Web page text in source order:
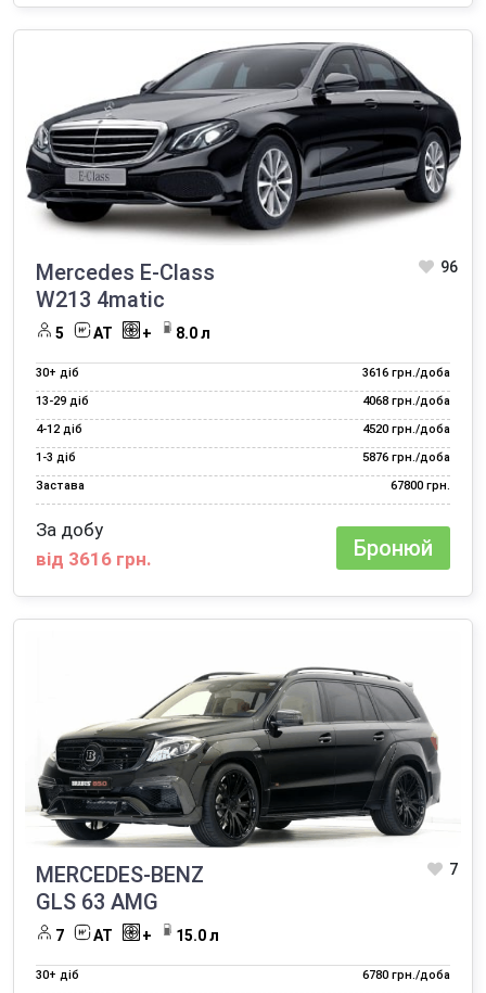
Mercedes E-Class
W213 4matic
96
5 AT + 8.0 л
30+ діб
3616 грн./доба
13‑29 діб
4068 грн./доба
4‑12 діб
4520 грн./доба
1‑3 діб
5876 грн./доба
Застава
67800 грн.
За добу
від 3616 грн.
Бронюй
MERCEDES-BENZ
GLS 63 AMG
7
7 AT + 15.0 л
30+ діб
6780 грн./доба